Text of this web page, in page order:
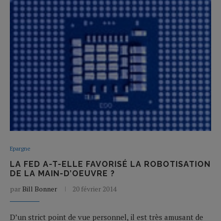
Epargne
LA FED A-T-ELLE FAVORISÉ LA ROBOTISATION
DE LA MAIN-D’OEUVRE ?
par Bill Bonner 20 février 2014
D’un strict point de vue personnel, il est très amusant de